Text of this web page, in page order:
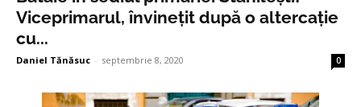
Viceprimarul, învinețit după o altercație
cu...
Daniel Tănăsuc - septembrie 8, 2020 0